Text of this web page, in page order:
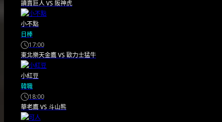
球員動態
英格蘭世界盃球員評
分：貝林厄姆9分創
英超紀錄，史彭斯8
分驚艷全場
讀賣巨人VS 阪神虎
小不點
日棒
17:00
東北樂天金鷹VS 歐力士猛牛
小紅豆
韓職
18:00
華老鷹VS 斗山熊